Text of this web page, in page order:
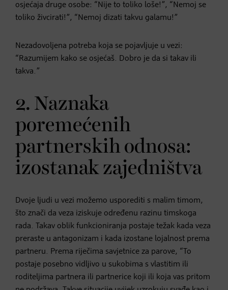
osjećaja druge osobe: “Nije to toliko loše!”, “Nemoj se
toliko živcirati!”, “Nemoj dizati takvu galamu!”
Nezadovoljena potreba koja se pojavljuje u vezi:
“Razumijem kako se osjećaš. Dobro je da si takav ili
takva.”
2. Naznaka
poremećenih
partnerskih odnosa:
izostanak zajedništva
Dvoje ljudi u vezi možemo usporediti s malim timom,
što znači da veza iziskuje određenu razinu timskoga
rada. Takav oblik funkcioniranja postaje težak kada veza
preraste u antagonizam i kada izostane lojalnost prema
partneru. Prema riječima savjetnice za parove, “To
postaje posebno vidljivo u sukobima s vlastitim ili
roditeljima partnera ili partnerice koji ili koja vas pritom